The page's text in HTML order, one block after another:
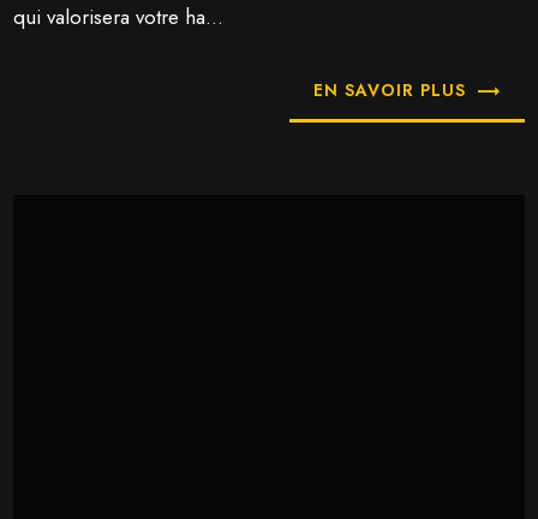
qui valorisera votre ha...
EN SAVOIR PLUS